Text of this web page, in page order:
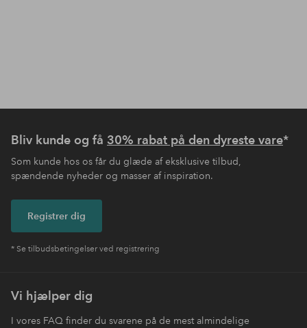
Bliv kunde og få 30% rabat på den dyreste vare*
Som kunde hos os får du glæde af eksklusive tilbud,
spændende nyheder og masser af inspiration.
Registrer dig
* Se tilbudsbetingelser ved registrering
Vi hjælper dig
I vores FAQ finder du svarene på de mest almindelige